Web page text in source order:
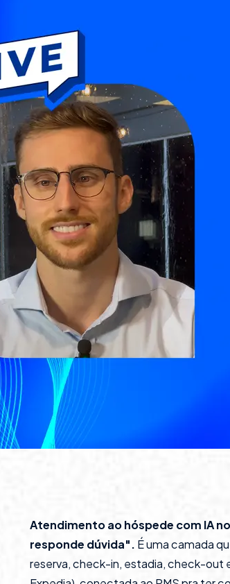
Atendimento ao hóspede com IA
responde dúvida". É uma camada
reserva, check-in, estadia, check-out